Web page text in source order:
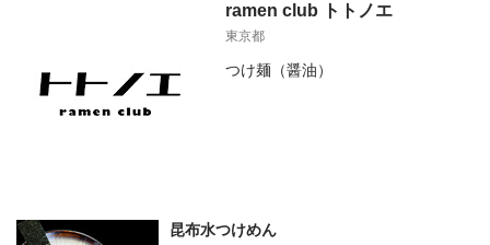
ramen club トトノエ
東京都
つけ麺（醤油）
昆布水つけめん